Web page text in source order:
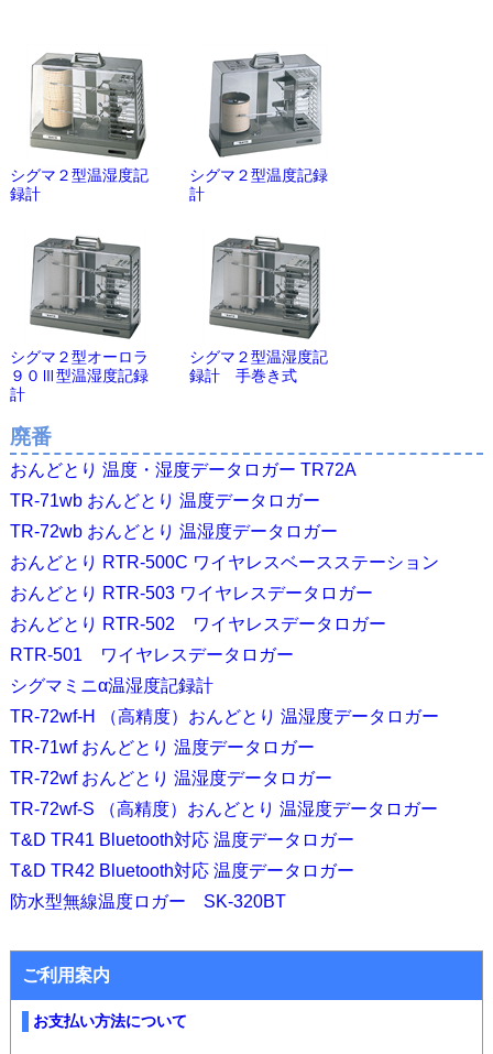
シグマ２型温湿度記
録計
シグマ２型温度記録
計
シグマ２型オーロラ
９０Ⅲ型温湿度記録
計
シグマ２型温湿度記
録計 手巻き式
廃番
おんどとり 温度・湿度データロガー TR72A
TR-71wb おんどとり 温度データロガー
TR-72wb おんどとり 温湿度データロガー
おんどとり RTR-500C ワイヤレスベースステーション
おんどとり RTR-503 ワイヤレスデータロガー
おんどとり RTR-502 ワイヤレスデータロガー
RTR-501 ワイヤレスデータロガー
シグマミニα温湿度記録計
TR-72wf-H （高精度）おんどとり 温湿度データロガー
TR-71wf おんどとり 温度データロガー
TR-72wf おんどとり 温湿度データロガー
TR-72wf-S （高精度）おんどとり 温湿度データロガー
T&D TR41 Bluetooth対応 温度データロガー
T&D TR42 Bluetooth対応 温度データロガー
防水型無線温度ロガー SK-320BT
ご利用案内
お支払い方法について